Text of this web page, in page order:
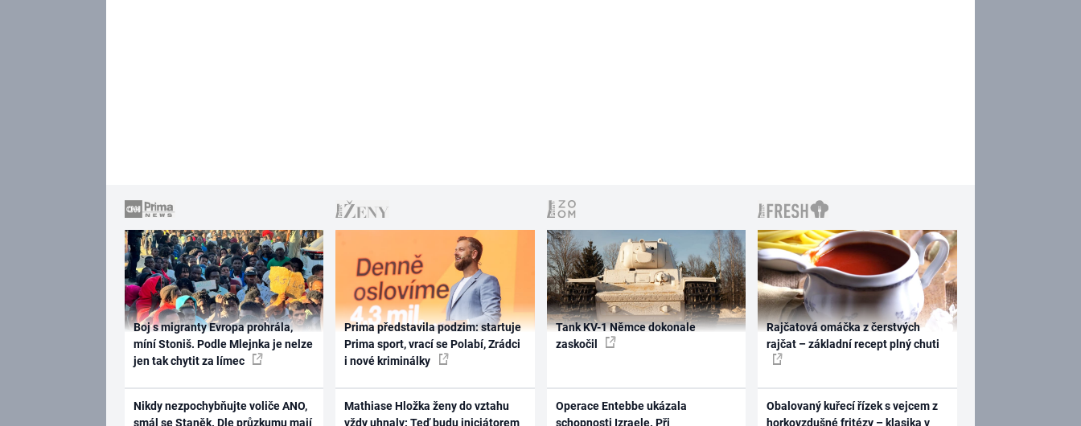
Boj s migranty Evropa prohrála,
míní Stoniš. Podle Mlejnka je nelze
jen tak chytit za límec
Nikdy nezpochybňujte voliče ANO,
smál se Staněk. Dle průzkumu mají
Prima představila podzim: startuje
Prima sport, vrací se Polabí, Zrádci
i nové kriminálky
Mathiase Hložka ženy do vztahu
vždy uhnaly: Teď budu iniciátorem
Tank KV-1 Němce dokonale
zaskočil
Operace Entebbe ukázala
schopnosti Izraele. Při
Rajčatová omáčka z čerstvých
rajčat – základní recept plný chuti
Obalovaný kuřecí řízek s vejcem z
horkovzdušné fritézy – klasika v